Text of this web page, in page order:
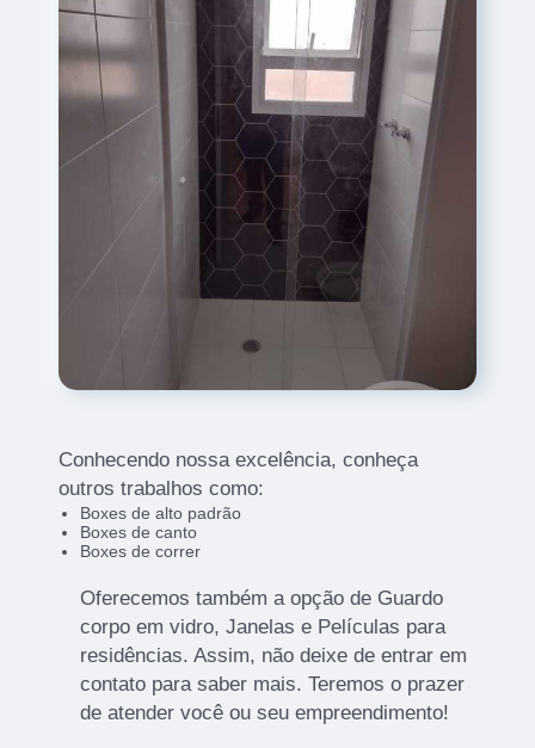
Conhecendo nossa excelência, conheça
outros trabalhos como:
Boxes de alto padrão
Boxes de canto
Boxes de correr
Oferecemos também a opção de Guardo
corpo em vidro, Janelas e Películas para
residências. Assim, não deixe de entrar em
contato para saber mais. Teremos o prazer
de atender você ou seu empreendimento!